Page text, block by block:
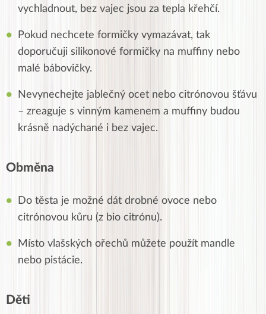
vychladnout, bez vajec jsou za tepla křehčí.
Pokud nechcete formičky vymazávat, tak
doporučuji silikonové formičky na muffiny nebo
malé bábovičky.
Nevynechejte jablečný ocet nebo citrónovou šťávu
– zreaguje s vinným kamenem a muffiny budou
krásně nadýchané i bez vajec.
Obměna
Do těsta je možné dát drobné ovoce nebo
citrónovou kůru (z bio citrónu).
Místo vlašských ořechů můžete použít mandle
nebo pistácie.
Děti